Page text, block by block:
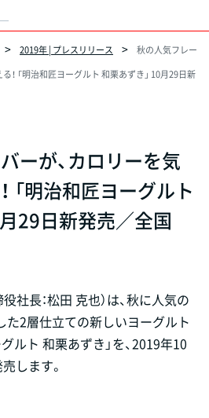
2019年 | プレスリリース
秋の人気フレー
！ 「明治和匠ヨーグルト 和栗あずき」 10月29日新
ーが、カロリーを気
「明治和匠ヨーグルト
29日新発売／全国
社長：松田 克也）は、秋に人気の
た2層仕立ての新しいヨーグルト
ルト 和栗あずき」を、2019年10
します。